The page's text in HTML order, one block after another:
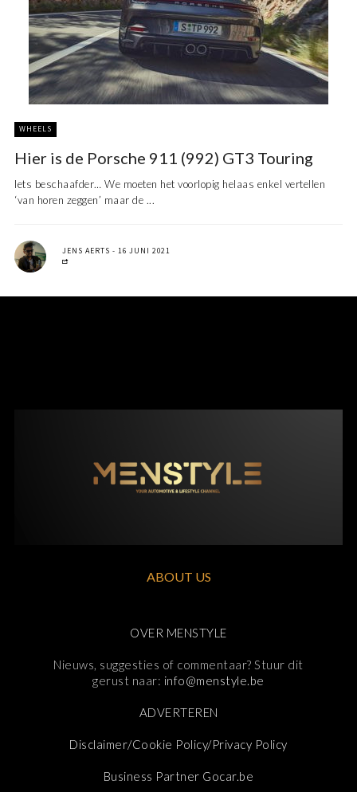
WHEELS
Hier is de Porsche 911 (992) GT3 Touring
Iets beschaafder… We moeten het voorlopig helaas enkel vertellen
‘van horen zeggen’ maar de ...
JENS AERTS 16 JUNI 2021
ABOUT US
OVER MENSTYLE
Nieuws, suggesties of commentaar? Stuur dit
gerust naar: info@menstyle.be
ADVERTEREN
Disclaimer/Cookie Policy/Privacy Policy
Business Partner Gocar.be